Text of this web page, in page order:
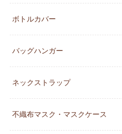
ボトルカバー
バッグハンガー
ネックストラップ
不織布マスク・マスクケース